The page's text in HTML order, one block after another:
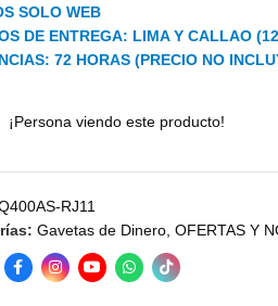
SOLO WEB
DE ENTREGA: LIMA Y CALLAO
72 HORAS (PRECIO NO
¡Persona viendo este producto!
RJ11
Gavetas de Dinero, OFERTAS Y